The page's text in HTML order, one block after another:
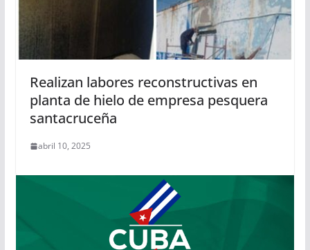
Realizan labores reconstructivas en
planta de hielo de empresa pesquera
santacruceña
abril 10, 2025